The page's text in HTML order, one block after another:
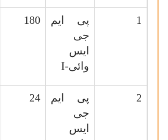
1
پی ایم
جی
ایس
وائی-I
180
2
پی ایم
جی
ایس
24